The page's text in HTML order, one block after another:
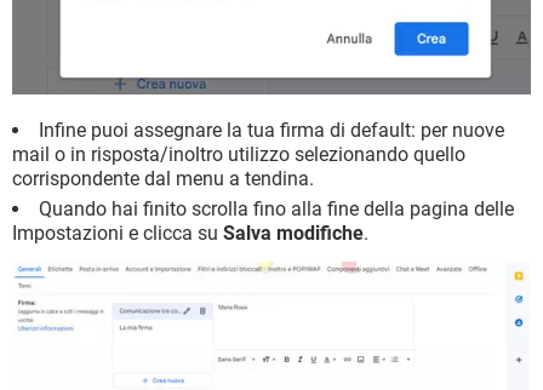
Infine puoi assegnare la tua firma di default: per nuove
mail o in risposta/inoltro utilizzo selezionando quello
corrispondente dal menu a tendina.
Quando hai finito scrolla fino alla fine della pagina delle
Impostazioni e clicca su Salva modifiche.